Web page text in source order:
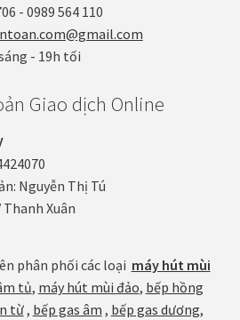
- 0989 564 110
- 19h tối
Giao dịch Online
Nguyễn Thị Tú
Thanh Xuân
phân phối các loại máy hút mùi
tủ, máy hút mùi đảo, bếp hồng
từ, bếp gas âm , bếp gas dương,